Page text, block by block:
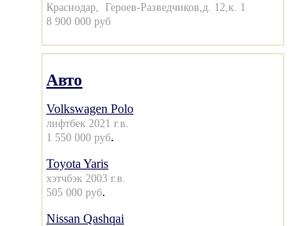
Краснодар, Героев-Разведчиков,д. 12,к. 1
8 900 000 руб
Авто
Volkswagen Polo
лифтбек 2021 г.в.
1 550 000 руб.
Toyota Yaris
хэтчбэк 2003 г.в.
505 000 руб.
Nissan Qashqai